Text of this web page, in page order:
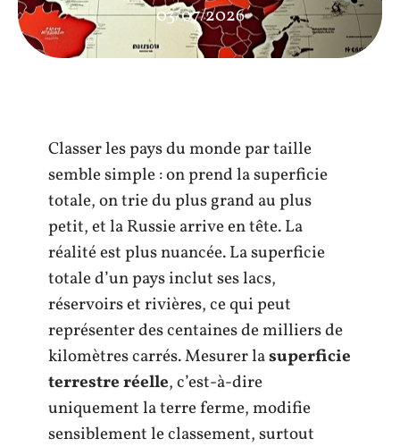
03/07/2026
Classer les pays du monde par taille
semble simple : on prend la superficie
totale, on trie du plus grand au plus
petit, et la Russie arrive en tête. La
réalité est plus nuancée. La superficie
totale d’un pays inclut ses lacs,
réservoirs et rivières, ce qui peut
représenter des centaines de milliers de
kilomètres carrés. Mesurer lasuperficie
terrestre réelle, c’est-à-dire
uniquement la terre ferme, modifie
sensiblement le classement, surtout